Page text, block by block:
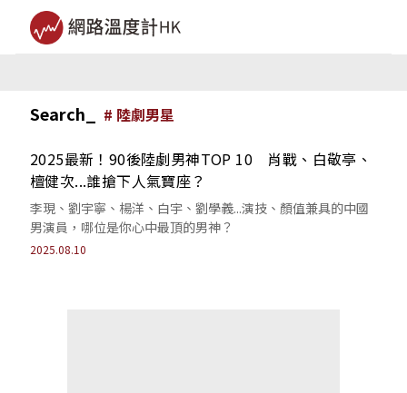
Search_ # 陸劇男星
2025最新！90後陸劇男神TOP 10 肖戰、白敬亭、
檀健次...誰搶下人氣寶座？
李現、劉宇寧、楊洋、白宇、劉學義...演技、顏值兼具的中國
男演員，哪位是你心中最頂的男神？
2025.08.10